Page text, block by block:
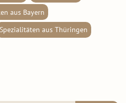
aus Bayern
Spezialitäten aus Thüringen